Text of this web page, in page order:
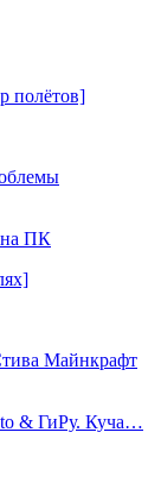
полётов]
на ПК
Майнкрафт
& ГиРу. Куча…